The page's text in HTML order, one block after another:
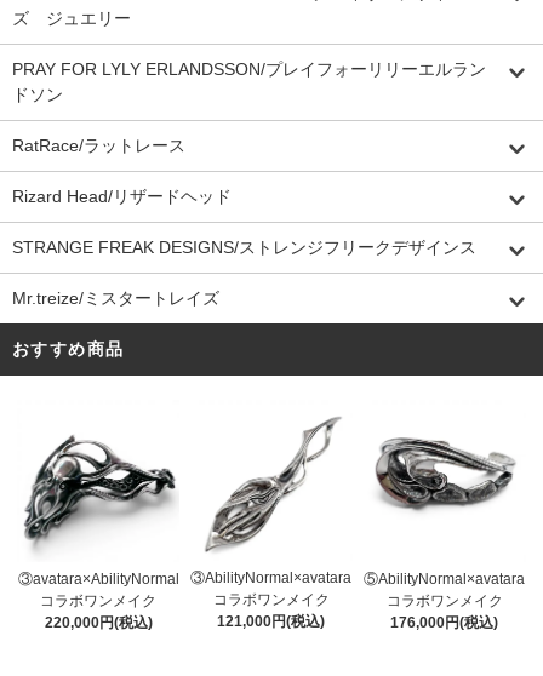
ズ ジュエリー
PRAY FOR LYLY ERLANDSSON/プレイフォーリリーエルラン
ドソン
RatRace/ラットレース
Rizard Head/リザードヘッド
STRANGE FREAK DESIGNS/ストレンジフリークデザインス
Mr.treize/ミスタートレイズ
おすすめ商品
③avatara×AbilityNormal
コラボワンメイク
220,000円(税込)
③AbilityNormal×avatara
コラボワンメイク
121,000円(税込)
⑤AbilityNormal×avatara
コラボワンメイク
176,000円(税込)